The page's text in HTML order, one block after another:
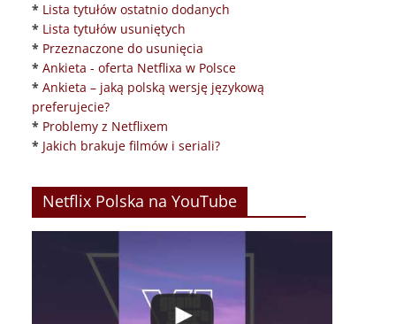
* Lista tytułów ostatnio dodanych
* Lista tytułów usuniętych
* Przeznaczone do usunięcia
* Ankieta - oferta Netflixa w Polsce
* Ankieta – jaką polską wersję językową
preferujecie?
* Problemy z Netflixem
* Jakich brakuje filmów i seriali?
Netflix Polska na YouTube